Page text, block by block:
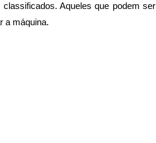
Aqueles que podem ser
a máquina.